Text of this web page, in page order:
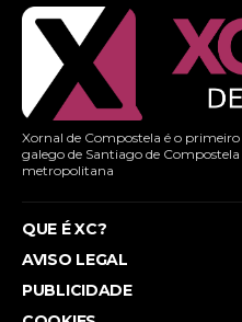
Xornal de Compostela é o
galego de Santiago de
metropolitana
QUE É XC?
AVISO LEGAL
PUBLICIDADE